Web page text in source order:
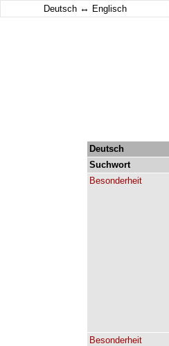
Deutsch ↔ Englisch
Deutsch
Suchwort
Besonderheit
Besonderheit